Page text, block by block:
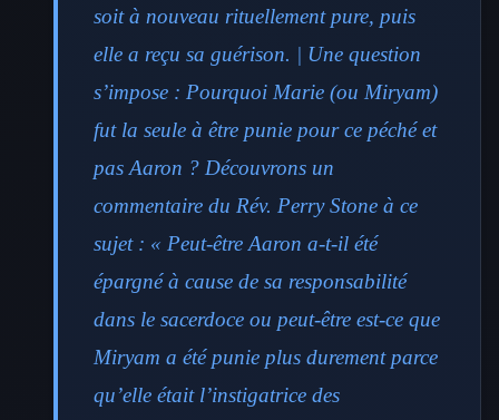
soit à nouveau rituellement pure, puis
elle a reçu sa guérison. | Une question
s’impose : Pourquoi Marie (ou Miryam)
fut la seule à être punie pour ce péché et
pas Aaron ? Découvrons un
commentaire du Rév. Perry Stone à ce
sujet : « Peut-être Aaron a-t-il été
épargné à cause de sa responsabilité
dans le sacerdoce ou peut-être est-ce que
Miryam a été punie plus durement parce
qu’elle était l’instigatrice des